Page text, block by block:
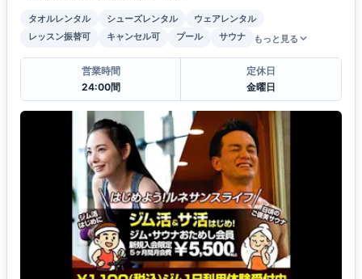
タオルレンタル シューズレンタル
ウェアレンタル
レッスン振替可
キャンセル可 プール サウナ もっと見る
営業時間
24:00間
定休日
金曜日